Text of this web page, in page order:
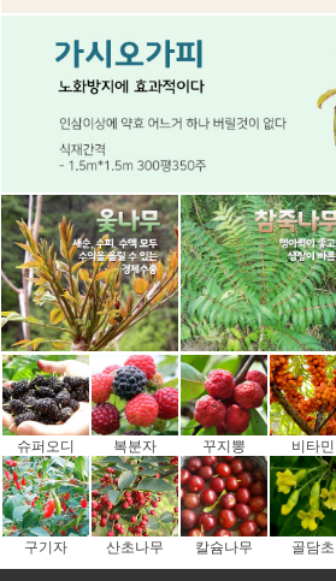
슈퍼오디 복분자 꾸지뽕 비타민
구기자 산초나무 칼슘나무 골담초